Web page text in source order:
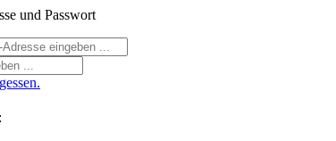
und Passwort